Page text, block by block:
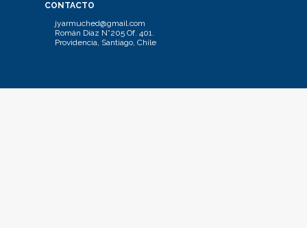
CONTACTO
jyarmuched@gmail.com
Román Díaz N°205 Of. 401.
Providencia, Santiago, Chile